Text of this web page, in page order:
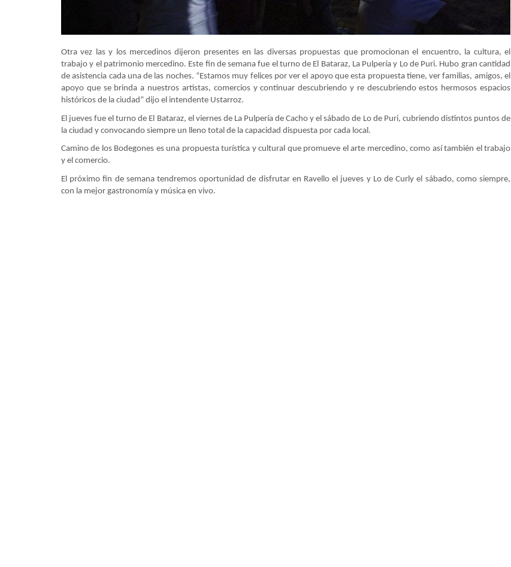
Otra vez las y los mercedinos dijeron presentes en las diversas propuestas que promocionan el encuentro, la cultura, el
trabajo y el patrimonio mercedino. Este fin de semana fue el turno de El Bataraz, La Pulpería y Lo de Puri. Hubo gran cantidad
de asistencia cada una de las noches. “Estamos muy felices por ver el apoyo que esta propuesta tiene, ver familias, amigos, el
apoyo que se brinda a nuestros artistas, comercios y continuar descubriendo y re descubriendo estos hermosos espacios
históricos de la ciudad” dijo el intendente Ustarroz.
El jueves fue el turno de El Bataraz, el viernes de La Pulpería de Cacho y el sábado de Lo de Puri, cubriendo distintos puntos de
la ciudad y convocando siempre un lleno total de la capacidad dispuesta por cada local.
Camino de los Bodegones es una propuesta turística y cultural que promueve el arte mercedino, como así también el trabajo
y el comercio.
El próximo fin de semana tendremos oportunidad de disfrutar en Ravello el jueves y Lo de Curly el sábado, como siempre,
con la mejor gastronomía y música en vivo.